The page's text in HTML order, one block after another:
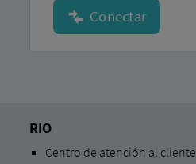
RIO
Centro de atención al cliente